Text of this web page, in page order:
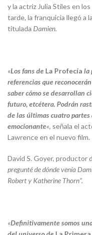
y la actriz Julia Stiles en
tarde, la franquicia llegó a
titulada Damien.
«Los fans de La Profecía la
referencias que
saber cómo se desarrollan
futuro, etcétera. Podrán
de las últimas cuatro
emocionante«, señala el
Lawrence en el nuevo film.
David S. Goyer, productor
pregunté de dónde venía
Robert y Katherine Thorn”.
«Definitivamente somos